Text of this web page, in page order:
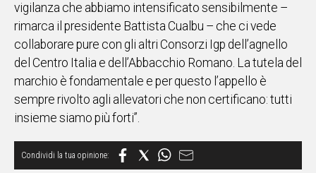
vigilanza che abbiamo intensificato sensibilmente –
rimarca il presidente Battista Cualbu – che ci vede
collaborare pure con gli altri Consorzi Igp dell’agnello
del Centro Italia e dell’Abbacchio Romano. La tutela del
marchio è fondamentale e per questo l’appello è
sempre rivolto agli allevatori che non certificano: tutti
insieme siamo più forti”.